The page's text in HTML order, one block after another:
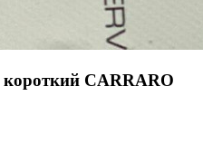
короткий CARRARO